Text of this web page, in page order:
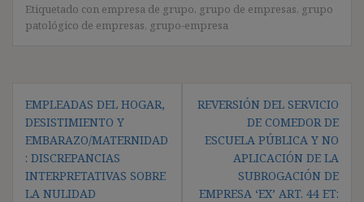
Etiquetado con empresa de grupo, grupo de empresas, grupo
patológico de empresas, grupo-empresa
de
entradas
EMPLEADAS DEL HOGAR,
DESISTIMIENTO Y
EMBARAZO/MATERNIDAD
: DISCREPANCIAS
INTERPRETATIVAS SOBRE
LA NULIDAD
REVERSIÓN DEL SERVICIO
DE COMEDOR DE
ESCUELA PÚBLICA Y NO
APLICACIÓN DE LA
SUBROGACIÓN DE
EMPRESA ‘EX’ ART. 44 ET: